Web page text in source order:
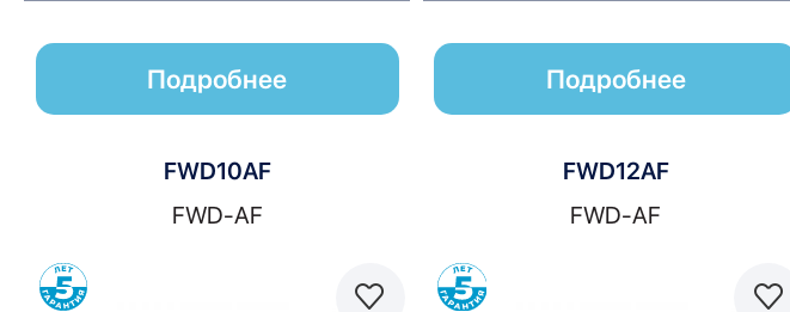
Подробнее Подробнее
FWD10AF
FWD-AF
FWD12AF
FWD-AF